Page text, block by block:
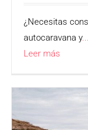
¿Necesitas
autocaravana y...
Leer más